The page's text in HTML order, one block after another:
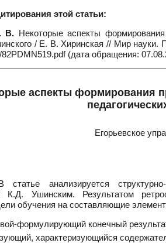
этой статьи:
В. Некоторые аспекты
/ Е. В. Хиринская // Мир
(дата обращения:
аспекты формирования
Егорьевское
статье анализируется
К.Д. Ушинским. Результатом
обучения на составляющие
формулирующий конечный
характеризующийся